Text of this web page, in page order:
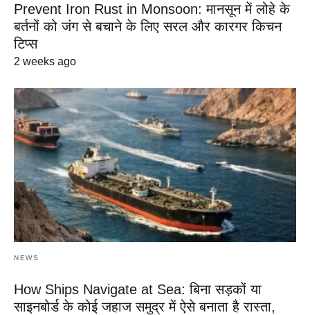
Prevent Iron Rust in Monsoon: मानसून में लोहे के
बर्तनों को जंग से बचाने के लिए सरल और कारगर किचन
टिप्स
2 weeks ago
NEWS
How Ships Navigate at Sea: बिना सड़कों या
साइनबोर्ड के कोई जहाज समुद्र में ऐसे बनाता है रास्ता,